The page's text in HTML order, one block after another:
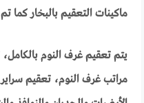
ماكينات التعقيم بالبخار كما
يتم تعقيم غرف النوم
مراتب غرف النوم، تعقيم